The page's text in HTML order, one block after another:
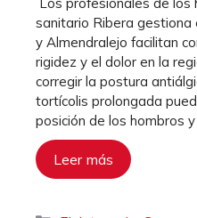
sanitario Ribera gestiona
y Almendralejo facilitan
rigidez y el dolor en la
corregir la postura
tortícolis prolongada
posición de los hombros
Leer más